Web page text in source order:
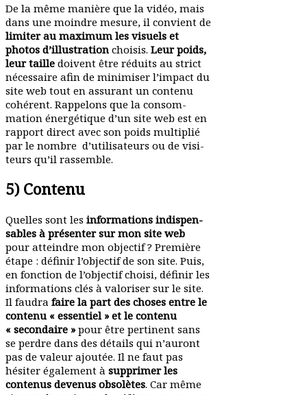
De la même manière que la vidéo, mais
dans une moindre mesure, il convient de
limiter au maximum les visuels et
photos d’illustration choisis. Leur poids,
leur taille doivent être réduits au strict
néces­saire afin de mini­miser l’impact du
site web tout en assurant un contenu
cohérent. Rappelons que la consom­
mation éner­gé­tique d’un site web est en
rapport direct avec son poids multiplié
par le nombre d’utilisateurs ou de visi­
teurs qu’il rassemble.
5) Contenu
Quelles sont les infor­ma­tions indis­pen­
sables à présenter sur mon site web
pour atteindre mon objectif ? Première
étape : définir l’objectif de son site. Puis,
en fonction de l’objectif choisi, définir les
infor­ma­tions clés à valo­riser sur le site.
Il faudra faire la part des choses entre le
contenu « essentiel » et le contenu
« secon­daire »pour être pertinent sans
se perdre dans des détails qui n’auront
pas de valeur ajoutée. Il ne faut pas
hésiter également à supprimer les
contenus devenus obso­lètes. Car même